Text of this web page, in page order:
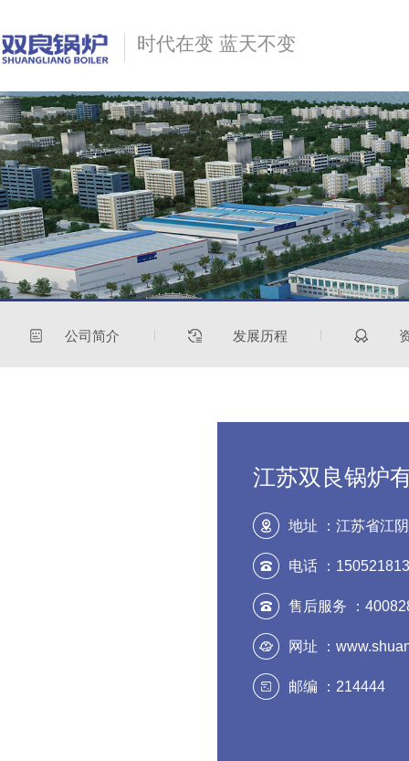
时代在变 蓝天不变
公司简介 发展历程
江苏双良锅炉
地址 ：江苏省江
电话 ：
售后服务 ：
网址 ：
邮编 ：214444